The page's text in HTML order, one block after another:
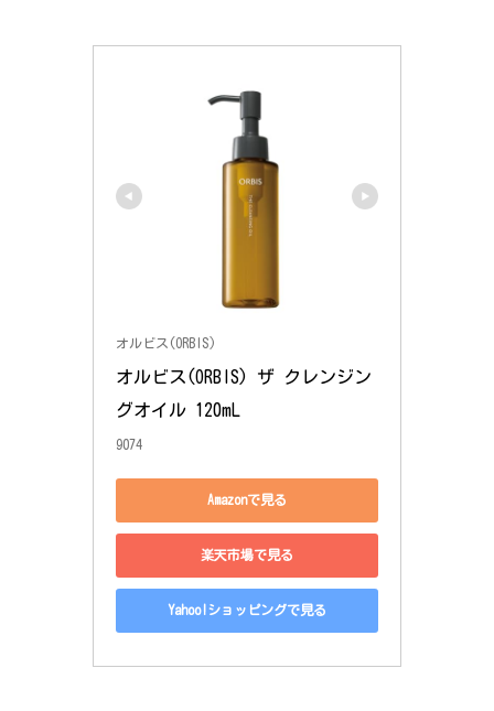
オルビス(ORBIS)
オルビス(ORBIS) ザ クレンジン
グオイル 120mL
9074
Amazonで見る
楽天市場で見る
Yahoo!ショッピングで見る